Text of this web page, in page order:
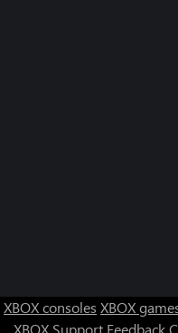
XBOX consoles XBOX